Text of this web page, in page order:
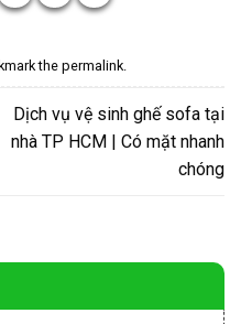
the permalink.
Dịch vụ vệ sinh ghế sofa tại
nhà TP HCM | Có mặt nhanh
chóng